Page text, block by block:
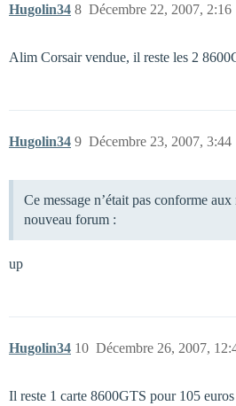
Hugolin34 Décembre 22, 2007, 2:16
8
Alim Corsair vendue, il reste les 2
Hugolin34 Décembre 23, 2007, 3:44
9
Ce message n’était pas conforme
nouveau forum :
up
Hugolin34 Décembre 26, 2007,
10
Il reste 1 carte 8600GTS pour 105